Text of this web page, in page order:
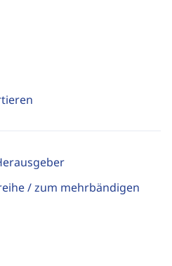
/ zum mehrbändigen